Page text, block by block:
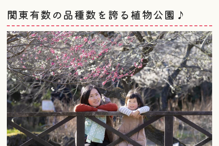
関東有数の品種数を誇る植物公園♪